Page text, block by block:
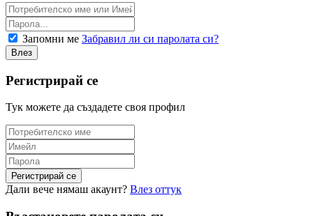
Запомни ме Забравил ли си паролата си?
Регистрирай се
Тук можете да създадете своя профил
Дали вече нямаш акаунт? Влез оттук